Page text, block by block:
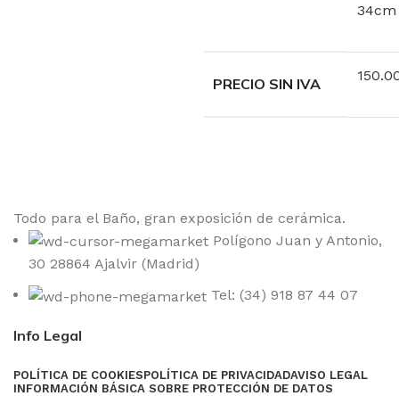
34cm
PRECIO SIN IVA
Todo para el Baño, gran exposición de cerámica.
Polígono Juan y Antonio,
30 28864 Ajalvir (Madrid)
Tel: (34) 918 87 44 07
Info Legal
POLÍTICA DE COOKIESPOLÍTICA DE PRIVACIDADAVISO LEGAL
INFORMACIÓN BÁSICA SOBRE PROTECCIÓN DE DATOS